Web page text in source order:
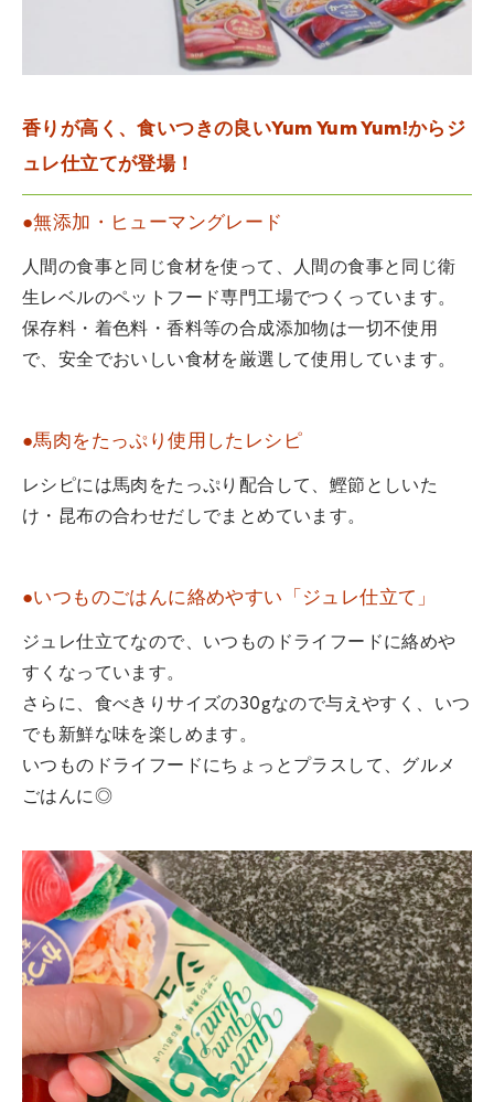
香りが高く、食いつきの良いYum Yum Yum!からジ
ュレ仕立てが登場！
●無添加・ヒューマングレード
人間の食事と同じ食材を使って、人間の食事と同じ衛
生レベルのペットフード専門工場でつくっています。
保存料・着色料・香料等の合成添加物は一切不使用
で、安全でおいしい食材を厳選して使用しています。
●馬肉をたっぷり使用したレシピ
レシピには馬肉をたっぷり配合して、鰹節としいた
け・昆布の合わせだしでまとめています。
●いつものごはんに絡めやすい「ジュレ仕立て」
ジュレ仕立てなので、いつものドライフードに絡めや
すくなっています。
さらに、食べきりサイズの30gなので与えやすく、いつ
でも新鮮な味を楽しめます。
いつものドライフードにちょっとプラスして、グルメ
ごはんに◎